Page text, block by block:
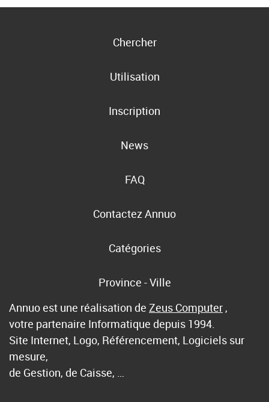
Chercher
Utilisation
Inscription
News
FAQ
Contactez Annuo
Catégories
Province - Ville
Annuo est une réalisation de Zeus Computer ,
votre partenaire Informatique depuis 1994.
Site Internet, Logo, Référencement, Logiciels sur
mesure,
de Gestion, de Caisse, …